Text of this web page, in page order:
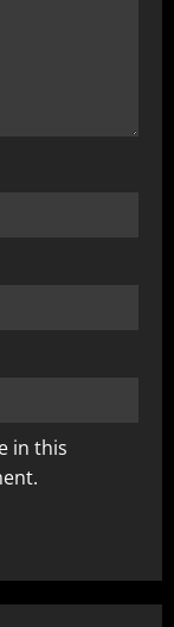
in this